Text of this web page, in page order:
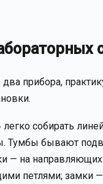
прибора,
легко собирать
Тумбы бывают
— на
петлями; замки